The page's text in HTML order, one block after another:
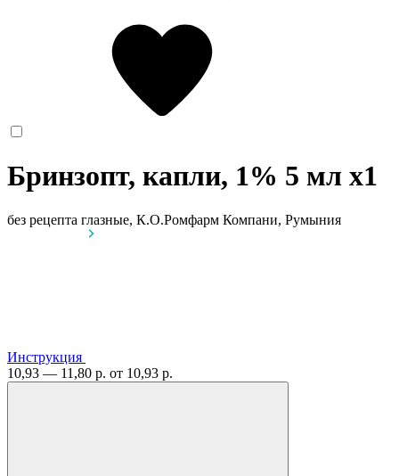
Бринзопт, капли, 1% 5 мл x1
без рецепта глазные, К.О.Ромфарм Компани, Румыния
Инструкция
10,93 — 11,80 р. от 10,93 р.